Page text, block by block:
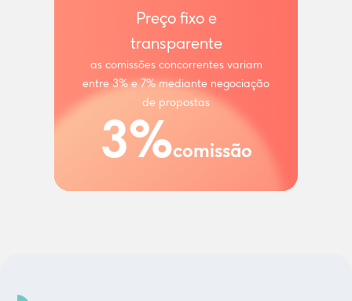
Preço fixo e
transparente
as comissões concorrentes variam
entre 3% e 7% mediante negociação
de propostas
3%comissão